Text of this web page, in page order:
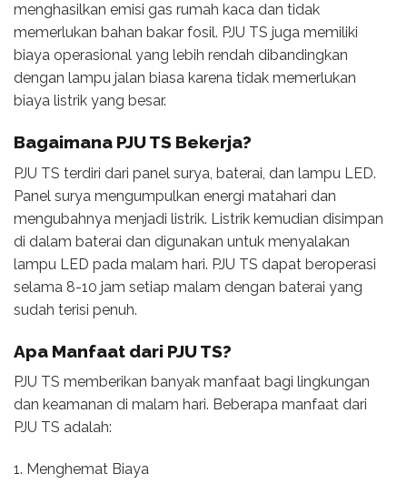
menghasilkan emisi gas rumah kaca dan tidak
memerlukan bahan bakar fosil. PJU TS juga memiliki
biaya operasional yang lebih rendah dibandingkan
dengan lampu jalan biasa karena tidak memerlukan
biaya listrik yang besar.
Bagaimana PJU TS Bekerja?
PJU TS terdiri dari panel surya, baterai, dan lampu LED.
Panel surya mengumpulkan energi matahari dan
mengubahnya menjadi listrik. Listrik kemudian disimpan
di dalam baterai dan digunakan untuk menyalakan
lampu LED pada malam hari. PJU TS dapat beroperasi
selama 8-10 jam setiap malam dengan baterai yang
sudah terisi penuh.
Apa Manfaat dari PJU TS?
PJU TS memberikan banyak manfaat bagi lingkungan
dan keamanan di malam hari. Beberapa manfaat dari
PJU TS adalah:
1. Menghemat Biaya